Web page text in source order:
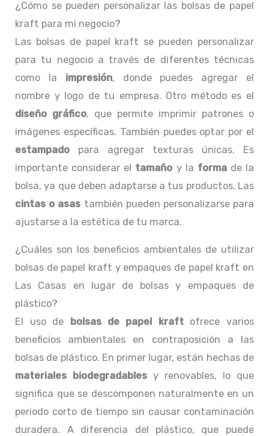
¿Cómo se pueden personalizar las bolsas de papel
kraft para mi negocio?
Las bolsas de papel kraft se pueden personalizar
para tu negocio a través de diferentes técnicas
como la impresión, donde puedes agregar el
nombre y logo de tu empresa. Otro método es el
diseño gráfico, que permite imprimir patrones o
imágenes específicas. También puedes optar por el
estampado para agregar texturas únicas. Es
importante considerar el tamaño y la formade la
bolsa, ya que deben adaptarse a tus productos. Las
cintas o asas también pueden personalizarse para
ajustarse a la estética de tu marca.
¿Cuáles son los beneficios ambientales de utilizar
bolsas de papel kraft y empaques de papel kraft en
Las Casas en lugar de bolsas y empaques de
plástico?
El uso de bolsas de papel kraftofrece varios
beneficios ambientales en contraposición a las
bolsas de plástico. En primer lugar, están hechas de
materiales biodegradables y renovables, lo que
significa que se descomponen naturalmente en un
periodo corto de tiempo sin causar contaminación
duradera. A diferencia del plástico, que puede